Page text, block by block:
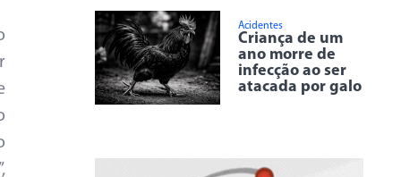
Acidentes
Criança de um
ano morre de
infecção ao ser
atacada por galo